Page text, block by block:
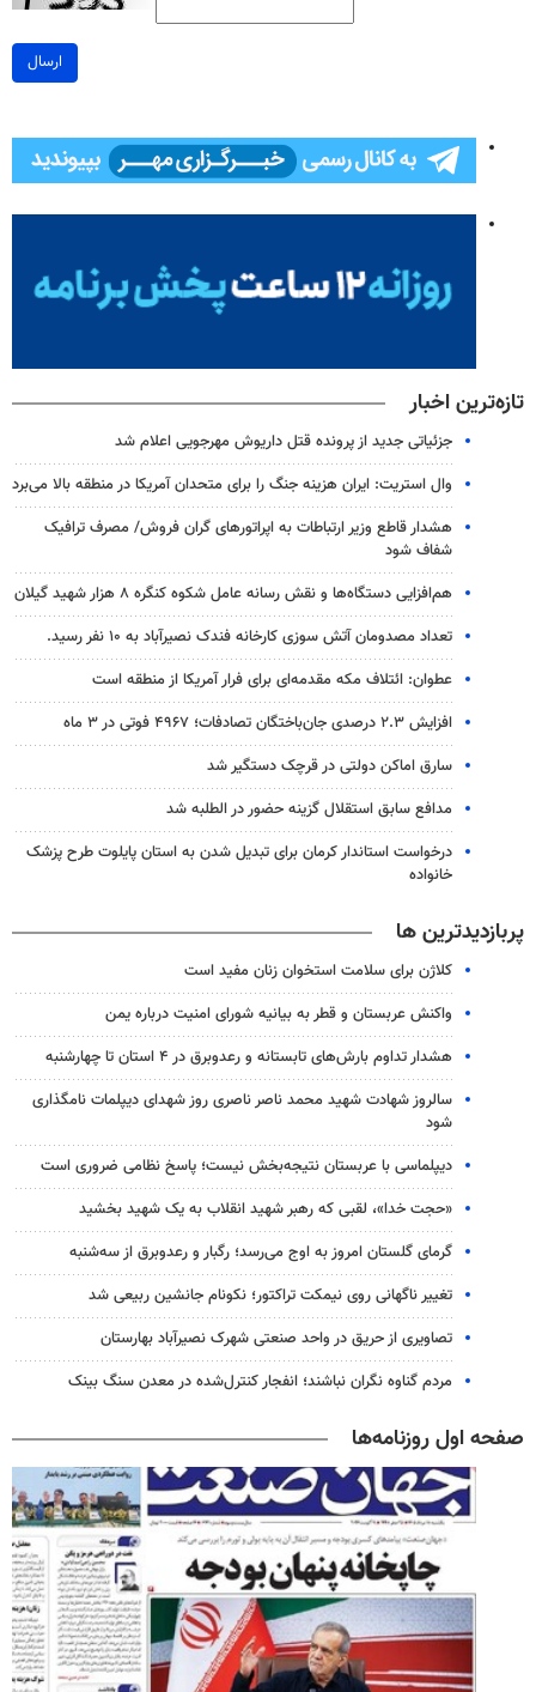
ارسال
تازه‌ترین اخبار
جزئیاتی جدید از پرونده قتل داریوش مهرجویی اعلام شد
وال استریت: ایران هزینه جنگ را برای متحدان آمریکا در منطقه بالا می‌برد
هشدار قاطع وزیر ارتباطات به اپراتورهای گران فروش/ مصرف ترافیک
شفاف شود
هم‌افزایی دستگاه‌ها و نقش رسانه عامل شکوه کنگره ۸ هزار شهید گیلان
تعداد مصدومان آتش سوزی کارخانه فندک نصیرآباد به ۱۰ نفر رسید.
عطوان: ائتلاف مکه مقدمه‌ای برای فرار آمریکا از منطقه است
افزایش ۲.۳ درصدی جان‌باختگان تصادفات؛ ۴۹۶۷ فوتی در ۳ ماه
سارق اماکن دولتی در قرچک دستگیر شد
مدافع سابق استقلال گزینه حضور در الطلبه شد
درخواست استاندار کرمان برای تبدیل شدن به استان پایلوت طرح پزشک
خانواده
پربازدیدترین ها
کلاژن برای سلامت استخوان زنان مفید است
واکنش عربستان و قطر به بیانیه شورای امنیت درباره یمن
هشدار تداوم بارش‌های تابستانه و رعدوبرق در ۴ استان تا چهارشنبه
سالروز شهادت شهید محمد ناصر ناصری روز شهدای دیپلمات نامگذاری
شود
دیپلماسی با عربستان نتیجه‌بخش نیست؛ پاسخ نظامی ضروری است
«حجت خدا»، لقبی که رهبر شهید انقلاب به یک شهید بخشید
گرمای گلستان امروز به اوج می‌رسد؛ رگبار و رعدوبرق از سه‌شنبه
تغییر ناگهانی روی نیمکت تراکتور؛ نکونام جانشین ربیعی شد
تصاویری از حریق در واحد صنعتی شهرک نصیرآباد بهارستان
مردم گناوه نگران نباشند؛ انفجار کنترل‌شده در معدن سنگ بینک
صفحه اول روزنامه‌ها